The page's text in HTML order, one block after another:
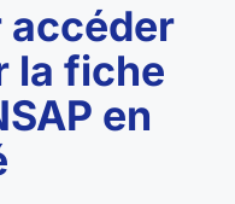
accéder
la fiche
en